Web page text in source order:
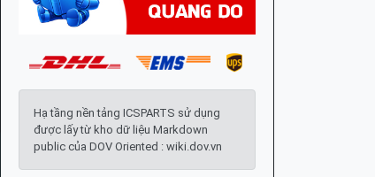
Hạ tầng nền tảng ICSPARTS sử dụng
được lấy từ kho dữ liệu Markdown
public của DOV Oriented : wiki.dov.vn